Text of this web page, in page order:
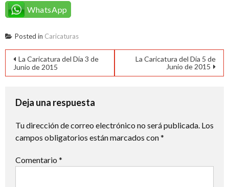
WhatsApp
Posted in Caricaturas
Navegación
de
entradas
La Caricatura del Día 3 de
Junio de 2015
La Caricatura del Día 5 de
Junio de 2015
Deja una respuesta
Tu dirección de correo electrónico no será publicada. Los
campos obligatorios están marcados con*
Comentario *